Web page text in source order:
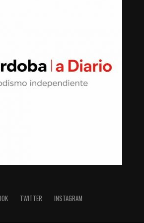
logró descubrir que el 23 de
en Villas del Pedregal, de San
menores a 48 horas y la operación
TWITTER INSTAGRAM